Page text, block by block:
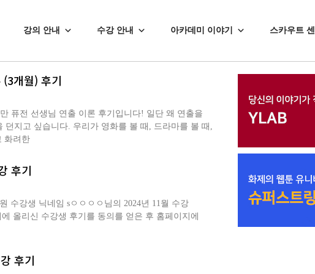
강의 안내 수강 안내 아카데미 이야기 스카우트
개월) 후기
퓨전 선생님 연출 이론 후기입니다! 일단 왜 연출을
던지고 싶습니다. 우리가 영화를 볼 때, 드라마를 볼 때,
화려한
후기
수강생 닉네임 sㅇㅇㅇㅇ님의 2024년 11월 수강
올리신 수강생 후기를 동의를 얻은 후 홈페이지에
후기